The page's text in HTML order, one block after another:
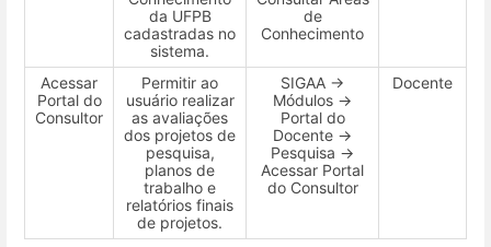
da UFPB
cadastradas no
sistema.
de
Conhecimento
Acessar
Portal do
Consultor
Permitir ao
usuário realizar
as avaliações
dos projetos de
pesquisa,
planos de
trabalho e
relatórios finais
de projetos.
SIGAA →
Módulos →
Portal do
Docente →
Pesquisa →
Acessar Portal
do Consultor
Docente